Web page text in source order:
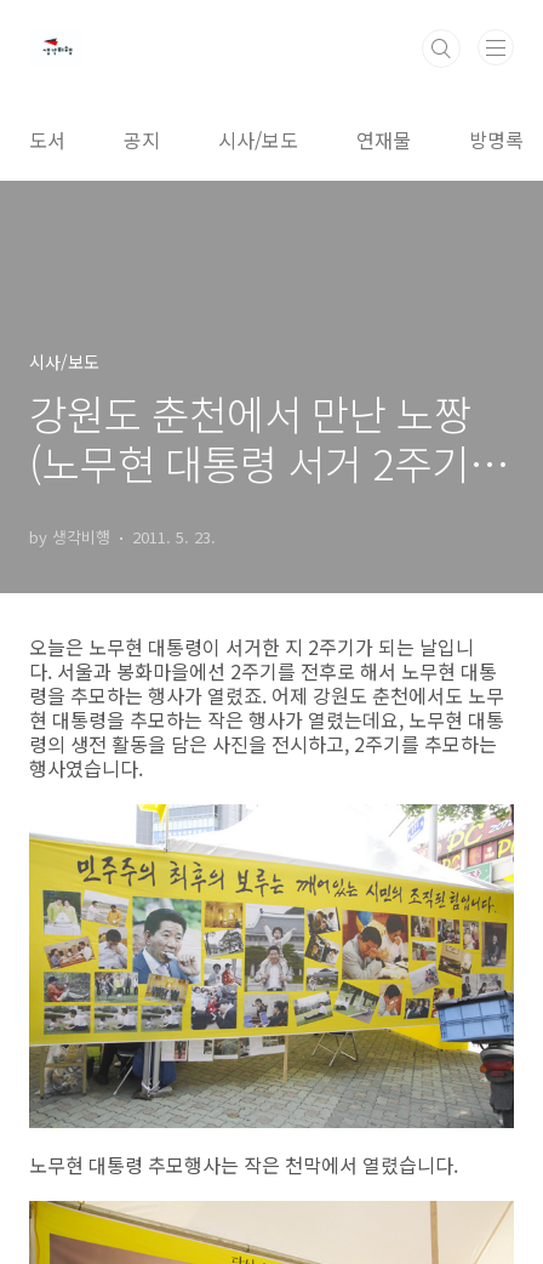
도서 공지 시사/보도 연재물 방명록
시사/보도
강원도 춘천에서 만난 노짱
(노무현 대통령 서거 2주기
by 생각비행 2011. 5. 23.
오늘은 노무현 대통령이 서거한 지 2주기가 되는 날입니
다. 서울과 봉화마을에선 2주기를 전후로 해서 노무현 대통
령을 추모하는 행사가 열렸죠. 어제 강원도 춘천에서도 노무
현 대통령을 추모하는 작은 행사가 열렸는데요, 노무현 대통
령의 생전 활동을 담은 사진을 전시하고, 2주기를 추모하는
행사였습니다.
노무현 대통령 추모행사는 작은 천막에서 열렸습니다.